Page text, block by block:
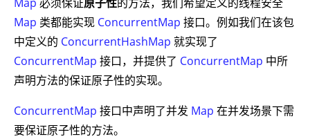
Map 类都能实现 ConcurrentMap 接口。例如我们在该包
中定义的 ConcurrentHashMap 就实现了
ConcurrentMap 接口，并提供了 ConcurrentMap 中所
声明方法的保证原子性的实现。
ConcurrentMap 接口中声明了并发 Map 在并发场景下需
要保证原子性的方法。